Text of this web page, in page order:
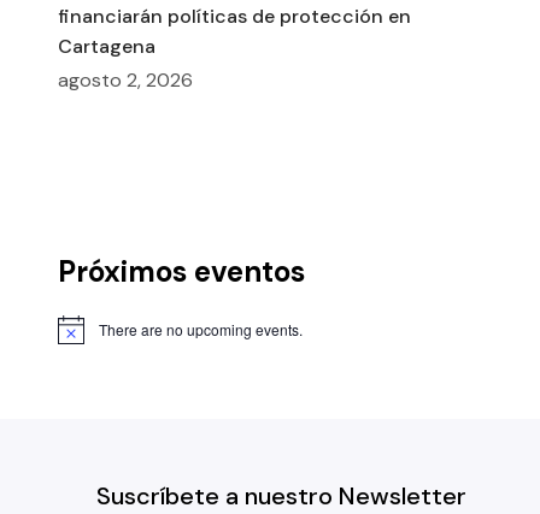
financiarán políticas de protección en
Cartagena
agosto 2, 2026
Próximos eventos
There are no upcoming events.
Suscríbete a nuestro Newsletter